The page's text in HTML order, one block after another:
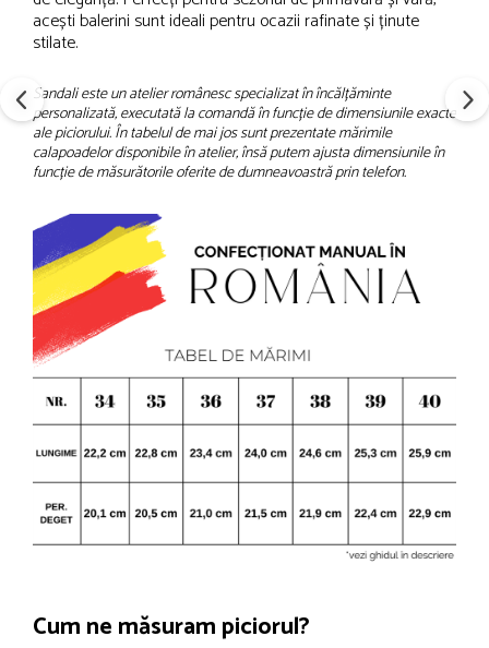
acești balerini sunt ideali pentru ocazii rafinate și ținute
stilate.
Sandali este un atelier românesc specializat în încălțăminte
personalizată, executată la comandă în funcție de dimensiunile exacte
ale piciorului. În tabelul de mai jos sunt prezentate mărimile
calapoadelor disponibile în atelier, însă putem ajusta dimensiunile în
funcție de măsurătorile oferite de dumneavoastră prin telefon.
Cum ne măsuram piciorul?